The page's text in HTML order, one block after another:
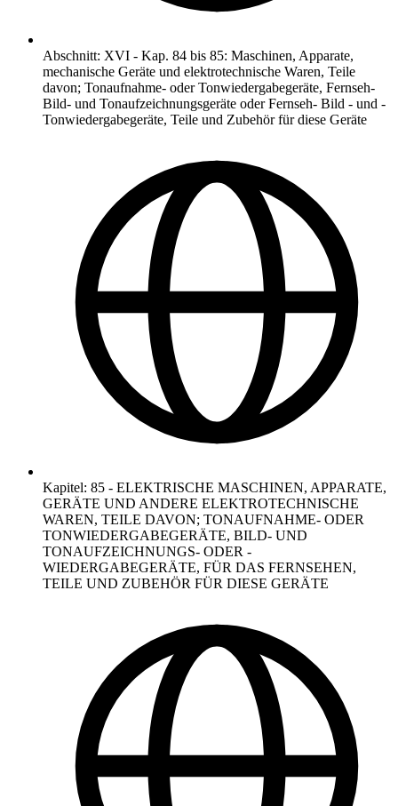
Abschnitt: XVI - Kap. 84 bis 85: Maschinen, Apparate,
mechanische Geräte und elektrotechnische Waren, Teile
davon; Tonaufnahme- oder Tonwiedergabegeräte, Fernseh-
Bild- und Tonaufzeichnungsgeräte oder Fernseh- Bild - und -
Tonwiedergabegeräte, Teile und Zubehör für diese Geräte
Kapitel: 85 - ELEKTRISCHE MASCHINEN, APPARATE,
GERÄTE UND ANDERE ELEKTROTECHNISCHE
WAREN, TEILE DAVON; TONAUFNAHME- ODER
TONWIEDERGABEGERÄTE, BILD- UND
TONAUFZEICHNUNGS- ODER -
WIEDERGABEGERÄTE, FÜR DAS FERNSEHEN,
TEILE UND ZUBEHÖR FÜR DIESE GERÄTE